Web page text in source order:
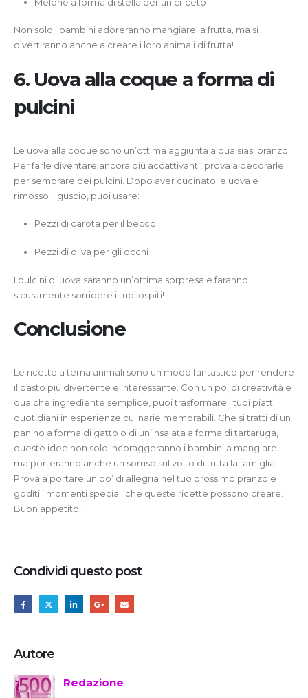
Non solo i bambini adoreranno mangiare la frutta, ma si
divertiranno anche a creare i loro animali di frutta!
6. Uova alla coque a forma di
pulcini
Le uova alla coque sono un’ottima aggiunta a qualsiasi pranzo.
Per farle diventare ancora più accattivanti, prova a decorarle
per sembrare dei pulcini. Dopo aver cucinato le uova e
rimosso il guscio, puoi usare:
Pezzi di carota per il becco
Pezzi di oliva per gli occhi
I pulcini di uova saranno un’ottima sorpresa e faranno
sicuramente sorridere i tuoi ospiti!
Conclusione
Le ricette a tema animali sono un modo fantastico per rendere
il pasto più divertente e interessante. Con un po’ di creatività e
qualche ingrediente semplice, puoi trasformare i tuoi piatti
quotidiani in esperienze culinarie memorabili. Che si tratti di un
panino a forma di gatto o di un’insalata a forma di tartaruga,
queste idee non solo incoraggeranno i bambini a mangiare,
ma porteranno anche un sorriso sul volto di tutta la famiglia.
Prova a portare un po’ di allegria nel tuo prossimo pranzo e
goditi i momenti speciali che queste ricette possono creare.
Buon appetito!
Condividi questo post
Autore
Redazione